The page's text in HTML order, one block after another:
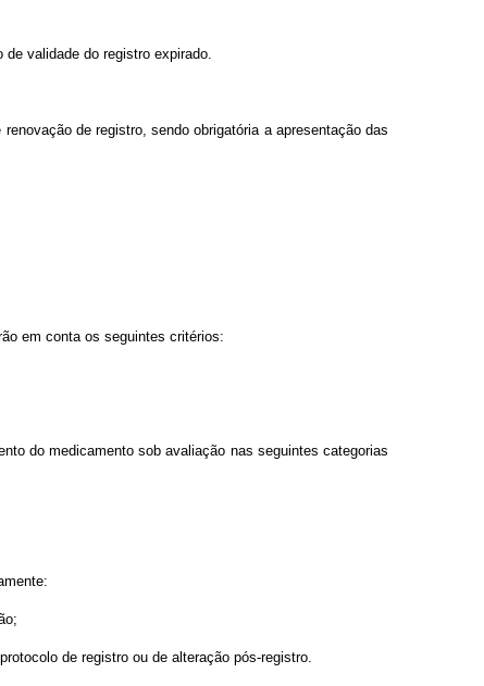
validade do registro expirado.
de registro, sendo obrigatória a apresentação das
em conta os seguintes critérios:
do medicamento sob avaliação nas seguintes categorias
de registro ou de alteração pós-registro.